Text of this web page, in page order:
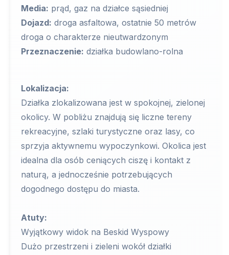
Media: prąd, gaz na działce sąsiedniej
Dojazd: droga asfaltowa, ostatnie 50 metrów
droga o charakterze nieutwardzonym
Przeznaczenie: działka budowlano-rolna
Lokalizacja:
Działka zlokalizowana jest w spokojnej, zielonej
okolicy. W pobliżu znajdują się liczne tereny
rekreacyjne, szlaki turystyczne oraz lasy, co
sprzyja aktywnemu wypoczynkowi. Okolica jest
idealna dla osób ceniących ciszę i kontakt z
naturą, a jednocześnie potrzebujących
dogodnego dostępu do miasta.
Atuty:
Wyjątkowy widok na Beskid Wyspowy
Dużo przestrzeni i zieleni wokół działki